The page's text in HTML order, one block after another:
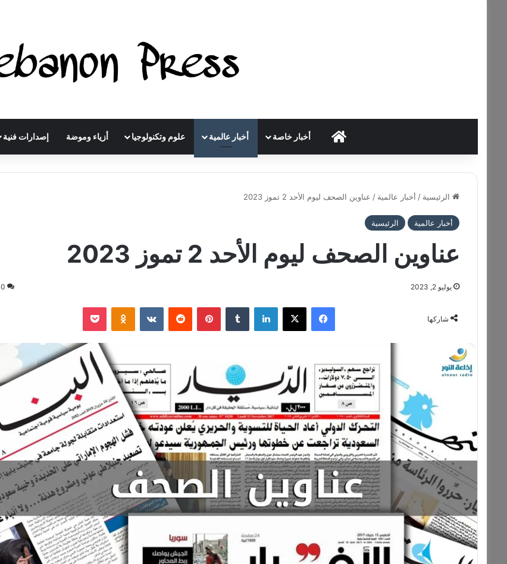
HOMEأخبار خاصة أخبار عالمية علوم وتكنولوجيا أزياء وموضة إصدارات فنية
الرئيسية / أخبار عالمية / عناوين الصحف ليوم الأحد 2 تموز 2023
أخبار عالمية الرئيسية
عناوين الصحف ليوم الأحد 2 تموز 2023
يوليو 2, 2023 0
شاركها
فيسبوك ‫X لينكدإن ‏Tumblr بينتيريست ‏Reddit
‏VKontakte
Odnoklassniki
‫Pocket